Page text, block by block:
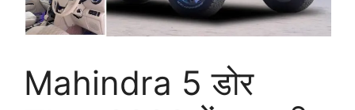
Mahindra 5 डोर